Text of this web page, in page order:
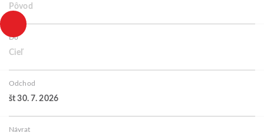
Pôvod
Do
Cieľ
Odchod
št 30. 7. 2026
Návrat